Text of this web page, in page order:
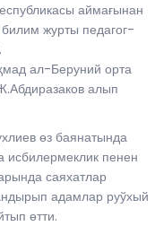
аймағынан
журты педагог-
ал-Беруний орта
алып
өз баянатында
исбилермеклик пенен
саяхатлар
адамлар руўхый
өтти.